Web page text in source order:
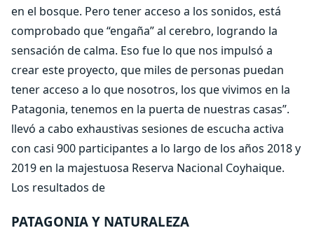
en el bosque. Pero tener acceso a los sonidos, está
comprobado que “engaña” al cerebro, logrando la
sensación de calma. Eso fue lo que nos impulsó a
crear este proyecto, que miles de personas puedan
tener acceso a lo que nosotros, los que vivimos en la
Patagonia, tenemos en la puerta de nuestras casas”.
llevó a cabo exhaustivas sesiones de escucha activa
con casi 900 participantes a lo largo de los años 2018 y
2019 en la majestuosa Reserva Nacional Coyhaique.
Los resultados de
PATAGONIA Y NATURALEZA